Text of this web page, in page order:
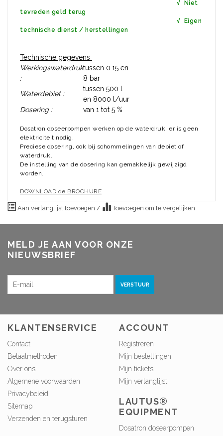
√ Niet
tevreden geld terug
√ Eigen
technische dienst / herstellingen
Technische gegevens
Werkingswaterdruk
:
tussen 0.15 en
8 bar
Waterdebiet :
tussen 500 l
en 8000 l/uur
Dosering :
van 1 tot 5 %
Dosatron doseerpompen werken op de waterdruk, er is geen
elektriciteit nodig.
Preciese dosering, ook bij schommelingen van debiet of
waterdruk.
De instelling van de dosering kan gemakkelijk gewijzigd
worden.
DOWNLOAD de BROCHURE
Aan verlanglijst toevoegen / Toevoegen om te vergelijken
MELD JE AAN VOOR ONZE
NIEUWSBRIEF
VERSTUUR
KLANTENSERVICE
Contact
Betaalmethoden
Over ons
Algemene voorwaarden
Privacybeleid
Sitemap
Verzenden en terugsturen
ACCOUNT
Registreren
Mijn bestellingen
Mijn tickets
Mijn verlanglijst
LAUTUS®
EQUIPMENT
Dosatron doseerpompen